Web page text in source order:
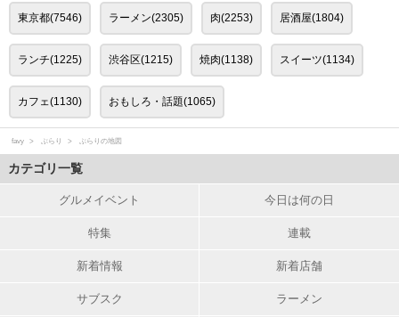
東京都(7546) ラーメン(2305) 肉(2253) 居酒屋(1804)
ランチ(1225) 渋谷区(1215) 焼肉(1138) スイーツ(1134)
カフェ(1130) おもしろ・話題(1065)
favy ぶらり ぶらりの地図
カテゴリ一覧
グルメイベント 今日は何の日
特集 連載
新着情報 新着店舗
サブスク ラーメン